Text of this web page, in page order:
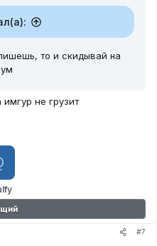
то и скидывай на
имгур не грузит
#7